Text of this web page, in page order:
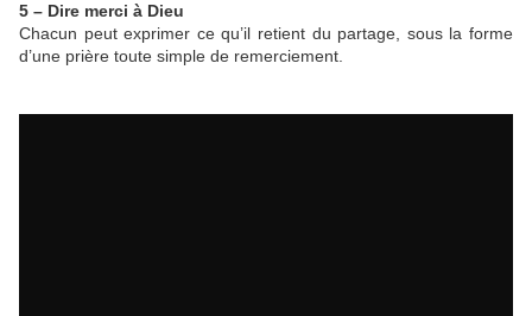
5 – Dire merci à Dieu
Chacun peut exprimer ce qu’il retient du partage, sous la forme
d’une prière toute simple de remerciement.